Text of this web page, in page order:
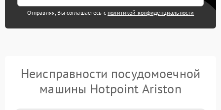
Отправляя, Вы соглашаетесь с политикой конфиденциальности
Неисправности посудомоечной
машины Hotpoint Ariston